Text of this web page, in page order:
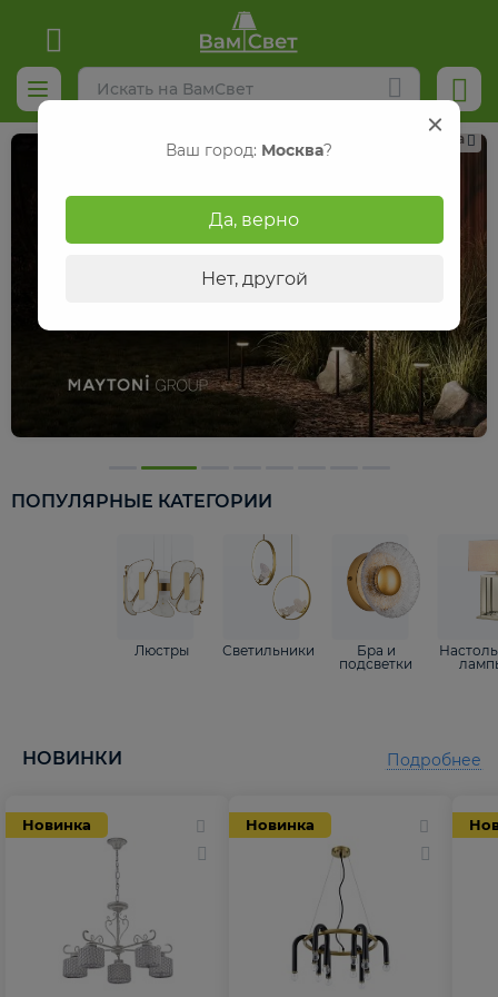
Реклама
ПОПУЛЯРНЫЕ КАТЕГОРИИ
Люстры Светильники
Бра и
подсветки
НОВИНКИ
Новинка Новинка
Подробнее
Ваш город: Москва?
Да, верно
Нет, другой